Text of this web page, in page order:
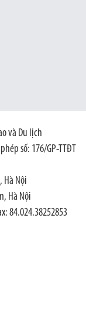
và Du lịch
số: 176/GP-TTĐT
Hà Nội
Hà Nội
84.024.38252853